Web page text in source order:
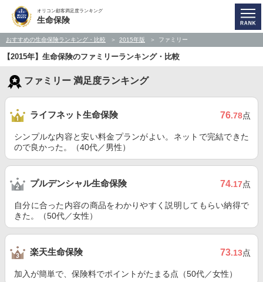
オリコン顧客満足度ランキング
生命保険
おすすめの生命保険ランキング・比較 2015年版 ファミリー
【2015年】生命保険のファミリーランキング・比較
ファミリー 満足度ランキング
ライフネット生命保険 76.78点
シンプルな内容と安い料金プランがよい。ネットで完結できた
ので良かった。（40代／男性）
プルデンシャル生命保険 74.17点
自分に合った内容の商品をわかりやすく説明してもらい納得で
きた。（50代／女性）
楽天生命保険 73.13点
加入が簡単で、保険料でポイントがたまる点（50代／女性）